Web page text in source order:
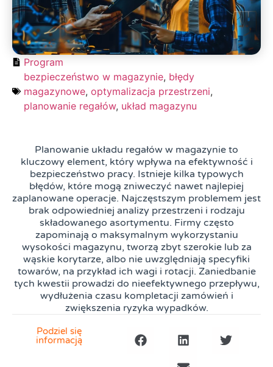
Program
bezpieczeństwo w magazynie, błędy
magazynowe, optymalizacja przestrzeni,
planowanie regałów, układ magazynu
Planowanie układu regałów w magazynie to
kluczowy element, który wpływa na efektywność i
bezpieczeństwo pracy. Istnieje kilka typowych
błędów, które mogą zniweczyć nawet najlepiej
zaplanowane operacje. Najczęstszym problemem jest
brak odpowiedniej analizy przestrzeni i rodzaju
składowanego asortymentu. Firmy często
zapominają o maksymalnym wykorzystaniu
wysokości magazynu, tworzą zbyt szerokie lub za
wąskie korytarze, albo nie uwzględniają specyfiki
towarów, na przykład ich wagi i rotacji. Zaniedbanie
tych kwestii prowadzi do nieefektywnego przepływu,
wydłużenia czasu kompletacji zamówień i
zwiększenia ryzyka wypadków.
Podziel się
informacją